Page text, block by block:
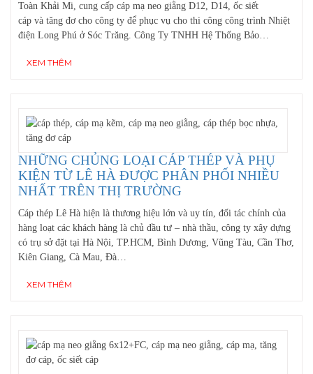
Toàn Khải Mi, cung cấp cáp mạ neo giằng D12, D14, ốc siết
cáp và tăng đơ cho công ty để phục vụ cho thi công công trình Nhiệt
điện Long Phú ở Sóc Trăng. Công Ty TNHH Hệ Thống Bảo…
XEM THÊM
NHỮNG CHỦNG LOẠI CÁP THÉP VÀ PHỤ
KIỆN TỪ LÊ HÀ ĐƯỢC PHÂN PHỐI NHIỀU
NHẤT TRÊN THỊ TRƯỜNG
Cáp thép Lê Hà hiện là thương hiệu lớn và uy tín, đối tác chính của
hàng loạt các khách hàng là chủ đầu tư – nhà thầu, công ty xây dựng
có trụ sở đặt tại Hà Nội, TP.HCM, Bình Dương, Vũng Tàu, Cần Thơ,
Kiên Giang, Cà Mau, Đà…
XEM THÊM